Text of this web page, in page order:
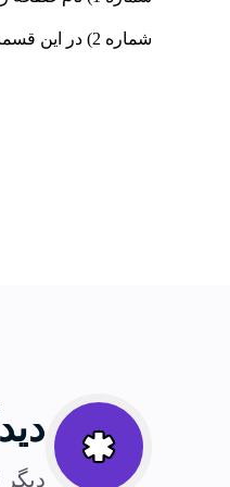
شماره 2) در این قسمت می توانید متن فیلد جستجو را تغییر دهید.